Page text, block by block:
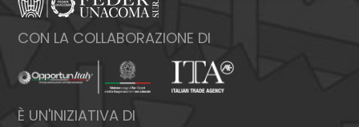
CON LA COLLABORAZIONE DI
È UN'INIZIATIVA DI